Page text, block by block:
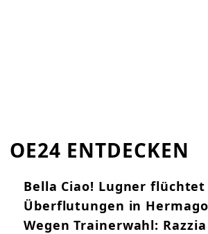
OE24 ENTDECKEN
Bella Ciao! Lugner
Überflutungen in
Wegen Trainerwahl: